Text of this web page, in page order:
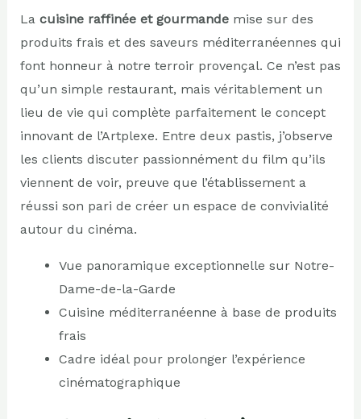
La cuisine raffinée et gourmandemise sur des
produits frais et des saveurs méditerranéennes qui
font honneur à notre terroir provençal. Ce n’est pas
qu’un simple restaurant, mais véritablement un
lieu de vie qui complète parfaitement le concept
innovant de l’Artplexe. Entre deux pastis, j’observe
les clients discuter passionnément du film qu’ils
viennent de voir, preuve que l’établissement a
réussi son pari de créer un espace de convivialité
autour du cinéma.
Vue panoramique exceptionnelle sur Notre-
Dame-de-la-Garde
Cuisine méditerranéenne à base de produits
frais
Cadre idéal pour prolonger l’expérience
cinématographique